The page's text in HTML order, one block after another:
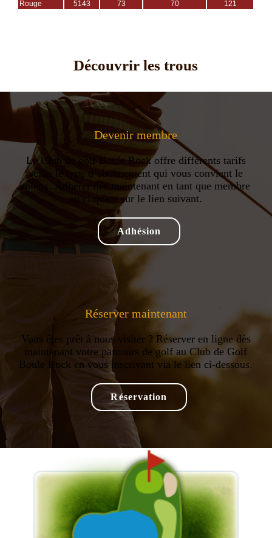
Rouge
5143 73 70 121
Découvrir les trous
Devenir membre
Le Club de golf Boule Rock offre différents tarifs
selon le type d’abonnement qui vous convient le
mieux. Adhérer dès maintenant en tant que membre
en cliquant sur le lien suivant.
Adhésion
Réserver maintenant
Vous êtes prêt à nous visiter ? Réserver en ligne dès
maintenant votre parcours de golf au Club de Golf
Boule Rock en vous inscrivant via le lien ci-dessous.
Réservation